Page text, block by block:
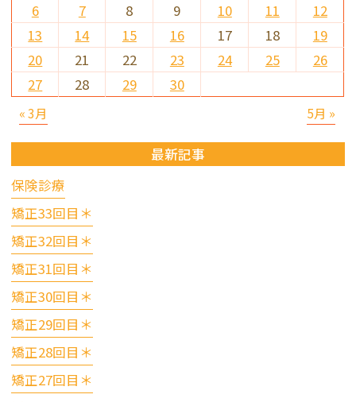
« 3月 5月 »
6
7 8 9 10 11
12
13
14 15 16 17 18
19
20
21 22 23 24 25
26
27
28 29 30
最新記事
保険診療
矯正33回目＊
矯正32回目＊
矯正31回目＊
矯正30回目＊
矯正29回目＊
矯正28回目＊
矯正27回目＊